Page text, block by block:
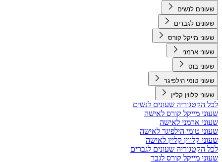
שעונים לנשים
שעונים לגברים
שעוני מייקל קורס
שעוני ארמני
שעוני בוס
שעוני טומי הילפיגר
שעוני קלווין קליין
לכל הקטגוריה שעונים לנשים
שעוני מייקל קורס לאישה
שעוני ארמני לאישה
שעוני טומי הילפיגר לאישה
שעוני קלווין קליין לאישה
לכל הקטגוריה שעונים לגברים
שעוני מייקל קורס לגבר